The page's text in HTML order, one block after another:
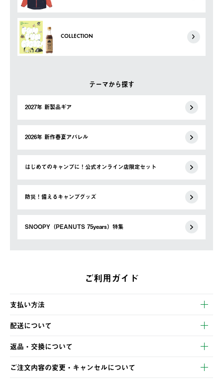
COLLECTION
テーマから探す
2027年 新製品ギア
2026年 新作春夏アパレル
はじめてのキャンプに！公式オンライン店限定セット
防災！備えるキャンプグッズ
SNOOPY（PEANUTS 75years）特集
ご利用ガイド
支払い方法
以下のいずれかの方法でお支払いいただけます。
・クレジットカード決済
・コンビニ決済
・Pay-easy決済
配送について
【発送スケジュール】
ご注文・ご入金完了より2営業日以内に商品を発送いたします。
土日祝の発送はございませんので、木曜日以降のご注文は週明け
の発送となる場合がございます。
返品・交換について
※お客様都合の場合
ご注文内容の変更・キャンセルについて